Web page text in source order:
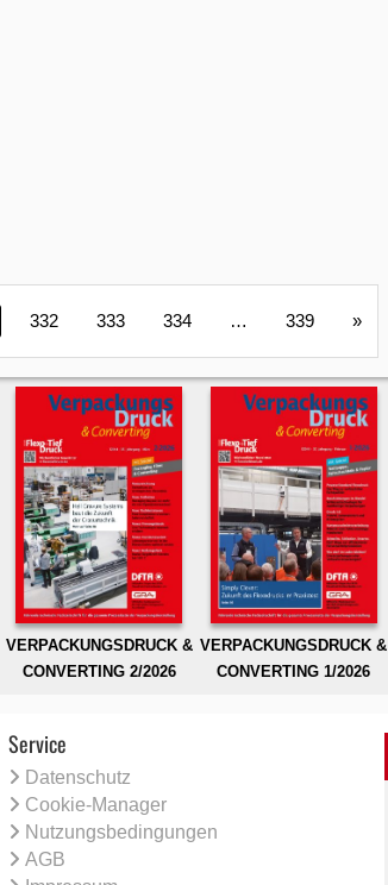
332 333 334 … 339 »
VERPACKUNGSDRUCK &
CONVERTING 2/2026
VERPACKUNGSDRUCK &
CONVERTING 1/2026
Service
Datenschutz
Cookie-Manager
Nutzungsbedingungen
AGB